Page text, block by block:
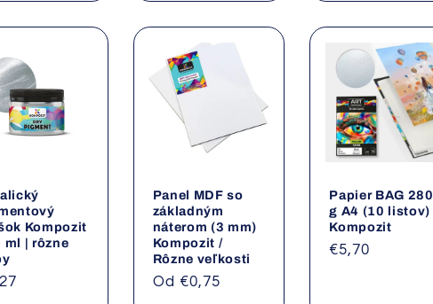
Kompozit
ml | rôzne
Panel MDF so
základným
náterom (3 mm)
Kompozit /
Rôzne veľkosti
Normálna
Od €0,75
Papier BAG 280
g A4 (10 listov)
Kompozit
Normálna
€5,70